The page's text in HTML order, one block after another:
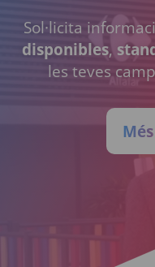
Sol·licita
disponibles,
les teves